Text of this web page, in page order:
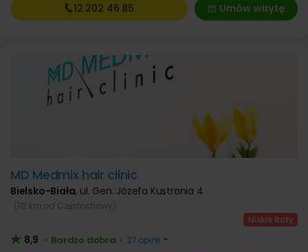
Umów wizytę
12 202 46 85
MD Medmix hair clinic
Bielsko-Biała, ul. Gen. Józefa Kustronia 4
(112 km od Częstochowy)
8,9 • Bardzo dobra • 27 opinii